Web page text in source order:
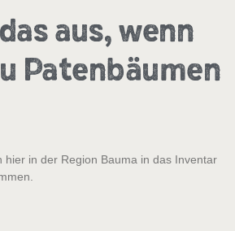
aus, wenn
Patenbäumen
hier in der Region Bauma in das Inventar